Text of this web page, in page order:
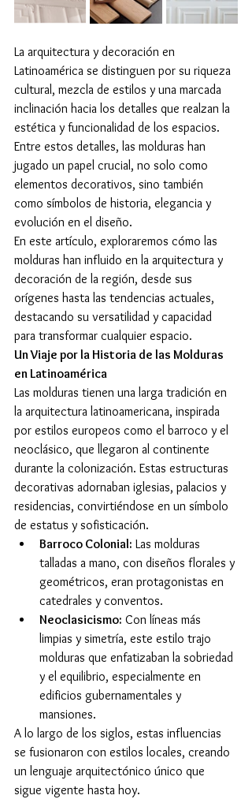
La arquitectura y decoración en
Latinoamérica se distinguen por su riqueza
cultural, mezcla de estilos y una marcada
inclinación hacia los detalles que realzan la
estética y funcionalidad de los espacios.
Entre estos detalles, las molduras han
jugado un papel crucial, no solo como
elementos decorativos, sino también
como símbolos de historia, elegancia y
evolución en el diseño.
En este artículo, exploraremos cómo las
molduras han influido en la arquitectura y
decoración de la región, desde sus
orígenes hasta las tendencias actuales,
destacando su versatilidad y capacidad
para transformar cualquier espacio.
Un Viaje por la Historia de las Molduras
en Latinoamérica
Las molduras tienen una larga tradición en
la arquitectura latinoamericana, inspirada
por estilos europeos como el barroco y el
neoclásico, que llegaron al continente
durante la colonización. Estas estructuras
decorativas adornaban iglesias, palacios y
residencias, convirtiéndose en un símbolo
de estatus y sofisticación.
Barroco Colonial: Las molduras
talladas a mano, con diseños florales y
geométricos, eran protagonistas en
catedrales y conventos.
Neoclasicismo: Con líneas más
limpias y simetría, este estilo trajo
molduras que enfatizaban la sobriedad
y el equilibrio, especialmente en
edificios gubernamentales y
mansiones.
A lo largo de los siglos, estas influencias
se fusionaron con estilos locales, creando
un lenguaje arquitectónico único que
sigue vigente hasta hoy.